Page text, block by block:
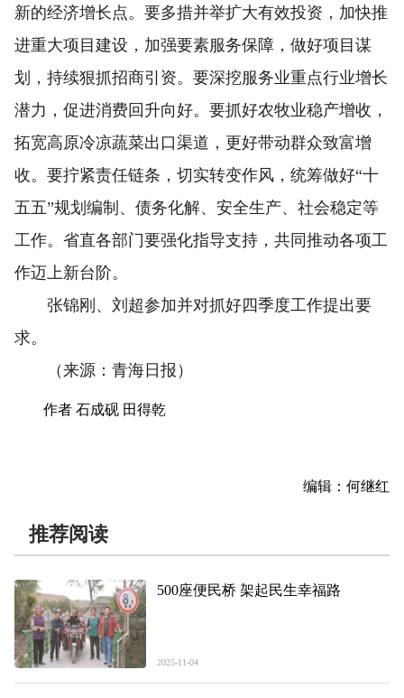
新的经济增长点。要多措并举扩大有效投资，加快推
进重大项目建设，加强要素服务保障，做好项目谋
划，持续狠抓招商引资。要深挖服务业重点行业增长
潜力，促进消费回升向好。要抓好农牧业稳产增收，
拓宽高原冷凉蔬菜出口渠道，更好带动群众致富增
收。要拧紧责任链条，切实转变作风，统筹做好“十
五五”规划编制、债务化解、安全生产、社会稳定等
工作。省直各部门要强化指导支持，共同推动各项工
作迈上新台阶。
张锦刚、刘超参加并对抓好四季度工作提出要
求。
（来源：青海日报）
作者 石成砚 田得乾
编辑：何继红
推荐阅读
500座便民桥 架起民生幸福路
2025-11-04